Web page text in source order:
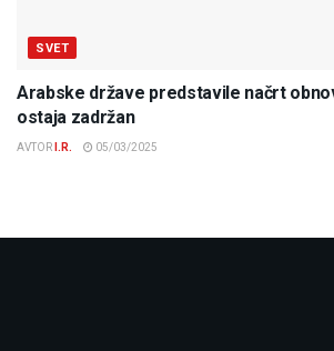
SVET
Arabske države predstavile načrt
ostaja zadržan
AVTOR I.R. 05/03/2025